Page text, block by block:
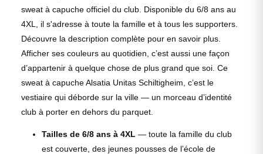
sweat à capuche officiel du club. Disponible du 6/8 ans au
4XL, il s'adresse à toute la famille et à tous les supporters.
Découvre la description complète pour en savoir plus.
Afficher ses couleurs au quotidien, c’est aussi une façon
d’appartenir à quelque chose de plus grand que soi. Ce
sweat à capuche Alsatia Unitas Schiltigheim, c’est le
vestiaire qui déborde sur la ville — un morceau d’identité
club à porter en dehors du parquet.
Tailles de 6/8 ans à 4XL — toute la famille du club
est couverte, des jeunes pousses de l’école de